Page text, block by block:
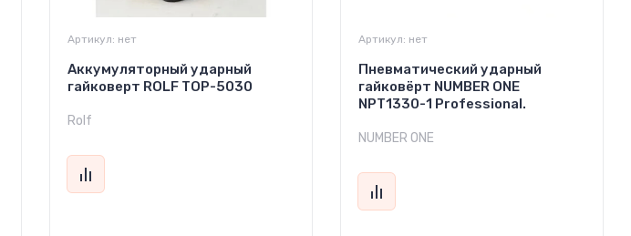
Артикул: нет
Аккумуляторный ударный
гайковерт ROLF TOP-5030
Rolf
Артикул: нет
Пневматический ударный
гайковёрт NUMBER ONE
NPT1330-1 Professional.
NUMBER ONE